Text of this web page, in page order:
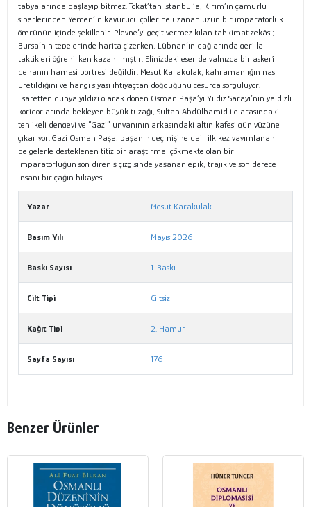
tabyalarında başlayıp bitmez. Tokat’tan İstanbul’a, Kırım’ın çamurlu
siperlerinden Yemen’in kavurucu çöllerine uzanan uzun bir imparatorluk
ömrünün içinde şekillenir. Plevne’yi geçit vermez kılan tahkimat zekâsı;
Bursa’nın tepelerinde harita çizerken, Lübnan’ın dağlarında gerilla
taktikleri öğrenirken kazanılmıştır. Elinizdeki eser de yalnızca bir askerî
dehanın hamasi portresi değildir. Mesut Karakulak, kahramanlığın nasıl
üretildiğini ve hangi siyasi ihtiyaçtan doğduğunu cesurca sorguluyor.
Esaretten dünya yıldızı olarak dönen Osman Paşa’yı Yıldız Sarayı’nın yaldızlı
koridorlarında bekleyen büyük tuzağı, Sultan Abdülhamid ile arasındaki
tehlikeli dengeyi ve “Gazi” unvanının arkasındaki altın kafesi gün yüzüne
çıkarıyor. Gazi Osman Paşa, paşanın geçmişine dair ilk kez yayımlanan
belgelerle desteklenen titiz bir araştırma; çökmekte olan bir
imparatorluğun son direniş çizgisinde yaşanan epik, trajik ve son derece
insani bir çağın hikâyesi...
Yazar Mesut Karakulak
Basım Yılı Mayıs 2026
Baskı Sayısı 1. Baskı
Cilt Tipi Ciltsiz
Kağıt Tipi 2. Hamur
Sayfa Sayısı 176
Benzer Ürünler